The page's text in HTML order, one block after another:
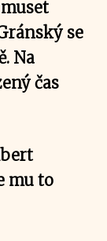
se
Na
čas
mu to